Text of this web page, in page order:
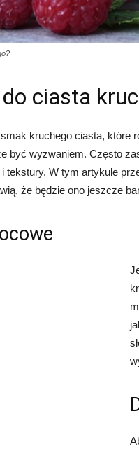
ciasta
kruchego ciasta, które
być wyzwaniem. Często
tekstury. W tym artykule
że będzie ono jeszcze